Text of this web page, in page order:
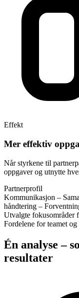
Effekt
Mer effektiv
Når styrkene til
oppgaver og utnytte
Partnerprofil
Kommunikasjon –
håndtering –
Utvalgte fokusområder
Fordelene for teamet og
Én analyse –
resultater